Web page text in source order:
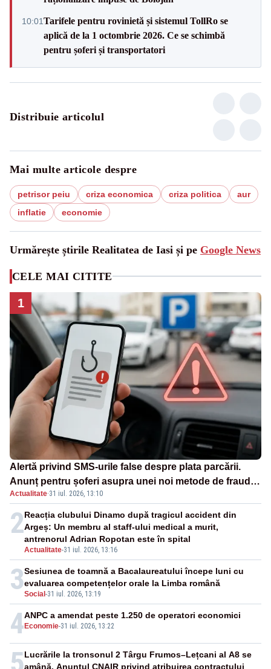
10:01Tarifele pentru rovinietă și sistemul TollRo se
aplică de la 1 octombrie 2026. Ce se schimbă
pentru șoferi și transportatori
Distribuie articolul
Mai multe articole despre
petrisor peiu criza economica criza politica
aur
inflatie
economie
Urmărește știrile Realitatea de Iasi și pe Google News
CELE MAI CITITE
1
Alertă privind SMS-urile false despre plata parcării.
Anunț pentru șoferi asupra unei noi metode de fraudă
online
Actualitate·31 iul. 2026, 13:10
2
Actualitate-31 iul. 2026, 13:16
Reacția clubului Dinamo după tragicul accident din
Argeș: Un membru al staff-ului medical a murit,
antrenorul Adrian Ropotan este în spital
3Social -31 iul. 2026, 13:19
Sesiunea de toamnă a Bacalaureatului începe luni cu
evaluarea competențelor orale la Limba română
4 Economie-31 iul. 2026, 13:22
ANPC a amendat peste 1.250 de operatori economici
Lucrările la tronsonul 2 Târgu Frumos–Lețcani al A8 se
amână. Anunțul CNAIR privind atribuirea contractului